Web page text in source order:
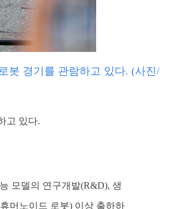
봇 경기를 관람하고 있다. (사진/
고 있다.
모델의 연구개발(R&D), 생
머노이드 로봇) 이상 출하하